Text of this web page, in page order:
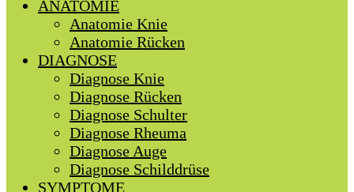
ANATOMIE
Anatomie Knie
Anatomie Rücken
DIAGNOSE
Diagnose Knie
Diagnose Rücken
Diagnose Schulter
Diagnose Rheuma
Diagnose Auge
Diagnose Schilddrüse
SYMPTOME